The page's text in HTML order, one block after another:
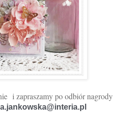
i zapraszamy po odbiór nagrody